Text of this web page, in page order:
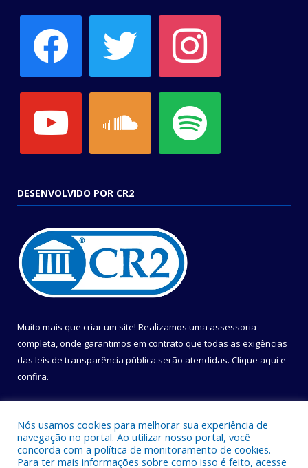
DESENVOLVIDO POR CR2
Muito mais que criar um site! Realizamos uma assessoria
completa, onde garantimos em contrato que todas as exigências
das leis de transparência pública serão atendidas. Clique aqui e
confira.
Nós usamos cookies para melhorar sua experiência de
navegação no portal. Ao utilizar nosso portal, você
concorda com a política de monitoramento de cookies.
Para ter mais informações sobre como isso é feito, acesse